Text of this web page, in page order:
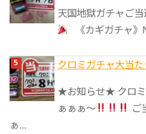
天国地獄ガチャご
《カギガチャ》
クロミガチャ大当
★お知らせ★ クロミ
ぁぁぁ～
ご
ぁ...